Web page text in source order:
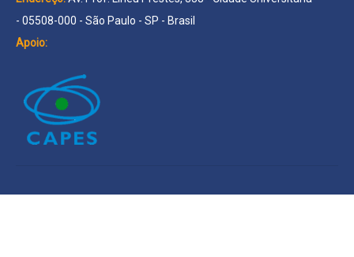
- 05508-000 - São Paulo - SP - Brasil
Apoio: